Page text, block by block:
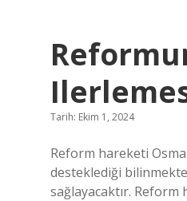
Tarih: Ekim 1, 2024
Reform hareketi
desteklediği
sağlayacaktır.